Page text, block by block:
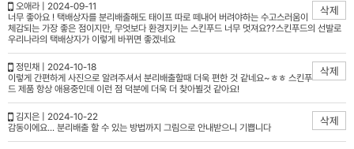
오애라 | 2024-09-11 삭제
너무 좋아요 ! 택배상자를 분리배출해도 태이프 따로 떼내어 버려야하는 수고스러움이
체감되는 가장 좋은 점이지만, 무엇보다 환경지키는 스킨푸드 너무 멋져요??스킨푸드의 선발로
우리나라의 택배상자가 이렇게 바뀌면 좋겠네요
정민채 | 2024-10-18 삭제
이렇게 간편하게 사진으로 알려주셔서 분리배출할때 더욱 편한 것 같네요~ㅎㅎ 스킨푸
드 제품 항상 애용중인데 이런 점 덕분에 더욱 더 찾아뵐것 같아요!
김지은 | 2024-10-22 삭제
감동이에요... 분리배출 할 수 있는 방법까지 그림으로 안내받으니 기쁩니다